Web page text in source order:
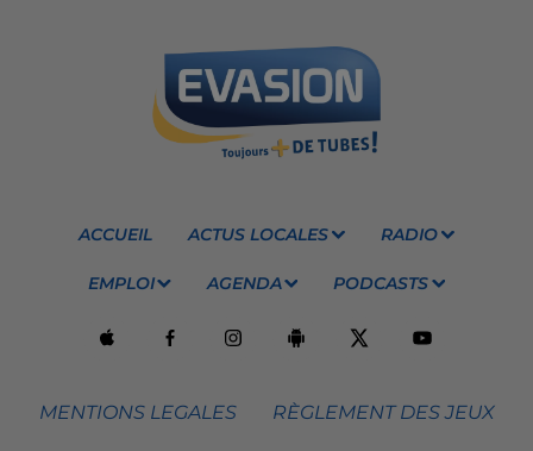
ACCUEIL ACTUS LOCALES RADIO
EMPLOI AGENDA PODCASTS
MENTIONS LEGALES RÈGLEMENT DES JEUX